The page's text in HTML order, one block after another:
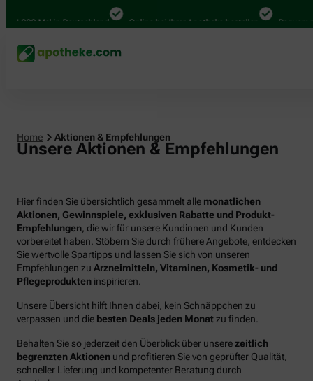
Mal in Deutschland Online bei Ihrer Apotheke bestellen Bequem
Home Aktionen & Empfehlungen
Unsere Aktionen & Empfehlungen
Hier finden Sie übersichtlich gesammelt alle monatlichen
Aktionen, Gewinnspiele, exklusiven Rabatte und Produkt-
Empfehlungen , die wir für unsere Kundinnen und Kunden
vorbereitet haben. Stöbern Sie durch frühere Angebote, entdecken
Sie wertvolle Spartipps und lassen Sie sich von unseren
Empfehlungen zu Arzneimitteln, Vitaminen, Kosmetik- und
Pflegeprodukten inspirieren.
Unsere Übersicht hilft Ihnen dabei, kein Schnäppchen zu
verpassen und die besten Deals jeden Monatzu finden.
Behalten Sie so jederzeit den Überblick über unserezeitlich
begrenzten Aktionen und profitieren Sie von geprüfter Qualität,
schneller Lieferung und kompetenter Beratung durch